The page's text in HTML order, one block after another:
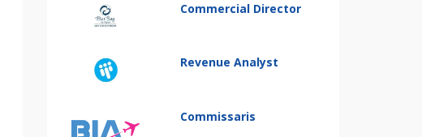
Commercial Director
Revenue Analyst
Commissaris